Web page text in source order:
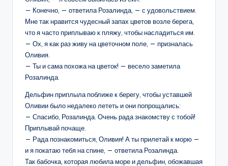
— Конечно, — ответила Розалинда, — с удовольствием.
Мне так нравится чудесный запах цветов возле берега,
что я часто приплываю к пляжу, чтобы насладиться им.
— Ох, я как раз живу на цветочном поле, — призналась
Оливия.
— Ты и сама похожа на цветок! — весело заметила
Розалинда.
Дельфин приплыла поближе к берегу, чтобы уставшей
Оливии было недалеко лететь и они попрощались:
— Спасибо, Розалинда. Очень рада знакомству с тобой!
Приплывай почаще.
— Рада познакомиться, Оливия! А ты прилетай к морю —
и я покатаю тебя на спине, — ответила Розалинда.
Так бабочка, которая любила море и дельфин, обожавшая